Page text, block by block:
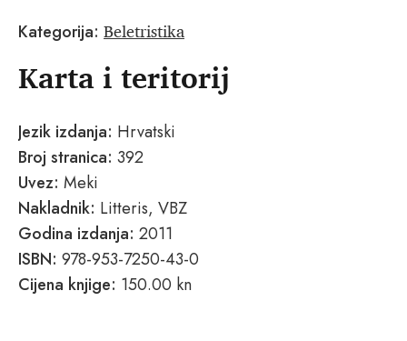
Kategorija: Beletristika
Karta i teritorij
Jezik izdanja: Hrvatski
Broj stranica: 392
Uvez: Meki
Nakladnik: Litteris, VBZ
Godina izdanja: 2011
ISBN: 978-953-7250-43-0
Cijena knjige: 150.00 kn